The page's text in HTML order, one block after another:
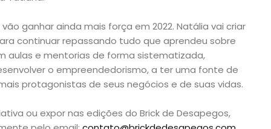
ganhar ainda mais força em 2022. Natália vai criar
continuar repassando tudo que aprendeu sobre
aulas e mentorias de forma sistematizada,
o empreendedorismo, a ter uma fonte de
protagonistas de seus negócios e de suas vidas.
ou expor nas edições do Brick de Desapegos,